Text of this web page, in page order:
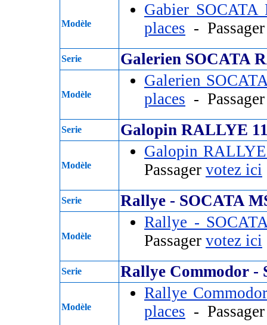
Modèle
Gabier
places -
Serie Galerien SOCATA
Modèle
Galerien
places -
Serie Galopin RALLYE
Modèle
Galopin
Passager votez ici
Serie Rallye - SOCATA
Modèle
Rallye -
Passager votez ici
Serie Rallye Commodor -
Modèle
Rallye
places -